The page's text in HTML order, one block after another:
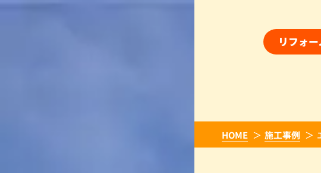
リフォ
HOME 施工事例